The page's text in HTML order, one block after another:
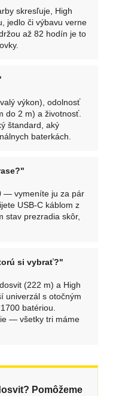
skresľuje, High
jedlo či výbavu verne
až 82 hodín je to
výkon), odolnosť
do 2 m) a životnosť.
štandard, aký
baterkách.
— vymeníte ju za pár
USB-C káblom z
stav prezradia skôr,
si vybrať?"
(222 m) a High
univerzál s otočným
batériou.
— všetky tri máme
Pomôžeme